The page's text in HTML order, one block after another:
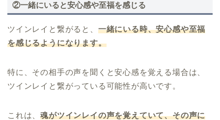
②一緒にいると安心感や至福を感じる
ツインレイと繋がると、 一緒にいる時、安心感や至福
を感じるようになります。
特に、その相手の声を聞くと安心感を覚える場合は、
ツインレイと繋がっている可能性が高いです。
これは、魂がツインレイの声を覚えていて、その声に